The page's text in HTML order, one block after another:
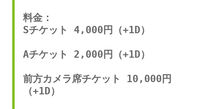
料金：
Sチケット 4,000円（+1D）
Aチケット 2,000円（+1D）
前方カメラ席チケット 10,000円
（+1D）